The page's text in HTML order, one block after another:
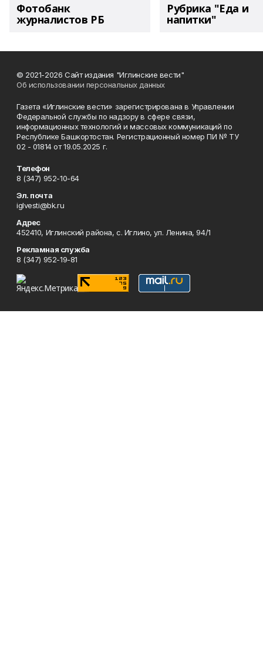
Фотобанк
журналистов РБ
Рубрика "Еда и
напитки"
© 2021-2026 Сайт издания "Иглинские вести"
Об использовании персональных данных
Газета «Иглинские вести» зарегистрирована в Управлении
Федеральной службы по надзору в сфере связи,
информационных технологий и массовых коммуникаций по
Республике Башкортостан. Регистрационный номер ПИ № ТУ
02 - 01814 от 19.05.2025 г.
Телефон
8 (347) 952-10-64
Эл. почта
iglvesti@bk.ru
Адрес
452410, Иглинский района, с. Иглино, ул. Ленина, 94/1
Рекламная служба
8 (347) 952-19-81